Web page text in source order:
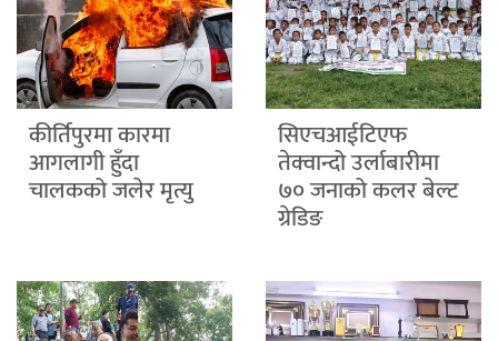
कीर्तिपुरमा कारमा
आगलागी हुँदा
चालकको जलेर मृत्यु
सिएचआईटिएफ
तेक्वान्दो उर्लाबारीमा
७० जनाको कलर बेल्ट
ग्रेडिङ